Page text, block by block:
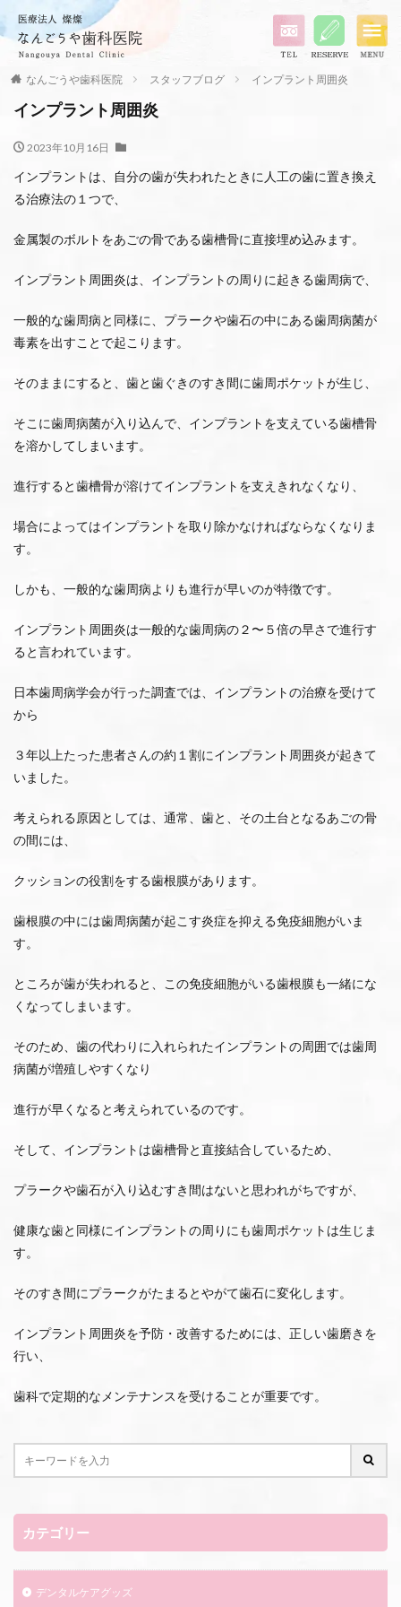
なんごうや歯科医院 スタッフブログ インプラント周囲炎
インプラント周囲炎
2023年10月16日
インプラントは、自分の歯が失われたときに人工の歯に置き換え
る治療法の１つで、
金属製のボルトをあごの骨である歯槽骨に直接埋め込みます。
インプラント周囲炎は、インプラントの周りに起きる歯周病で、
一般的な歯周病と同様に、プラークや歯石の中にある歯周病菌が
毒素を出すことで起こります。
そのままにすると、歯と歯ぐきのすき間に歯周ポケットが生じ、
そこに歯周病菌が入り込んで、インプラントを支えている歯槽骨
を溶かしてしまいます。
進行すると歯槽骨が溶けてインプラントを支えきれなくなり、
場合によってはインプラントを取り除かなければならなくなりま
す。
しかも、一般的な歯周病よりも進行が早いのが特徴です。
インプラント周囲炎は一般的な歯周病の２〜５倍の早さで進行す
ると言われています。
日本歯周病学会が行った調査では、インプラントの治療を受けて
から
３年以上たった患者さんの約１割にインプラント周囲炎が起きて
いました。
考えられる原因としては、通常、歯と、その土台となるあごの骨
の間には、
クッションの役割をする歯根膜があります。
歯根膜の中には歯周病菌が起こす炎症を抑える免疫細胞がいま
す。
ところが歯が失われると、この免疫細胞がいる歯根膜も一緒にな
くなってしまいます。
そのため、歯の代わりに入れられたインプラントの周囲では歯周
病菌が増殖しやすくなり
進行が早くなると考えられているのです。
そして、インプラントは歯槽骨と直接結合しているため、
プラークや歯石が入り込むすき間はないと思われがちですが、
健康な歯と同様にインプラントの周りにも歯周ポケットは生じま
す。
そのすき間にプラークがたまるとやがて歯石に変化します。
インプラント周囲炎を予防・改善するためには、正しい歯磨きを
行い、
歯科で定期的なメンテナンスを受けることが重要です。
カテゴリー
デンタルケアグッズ